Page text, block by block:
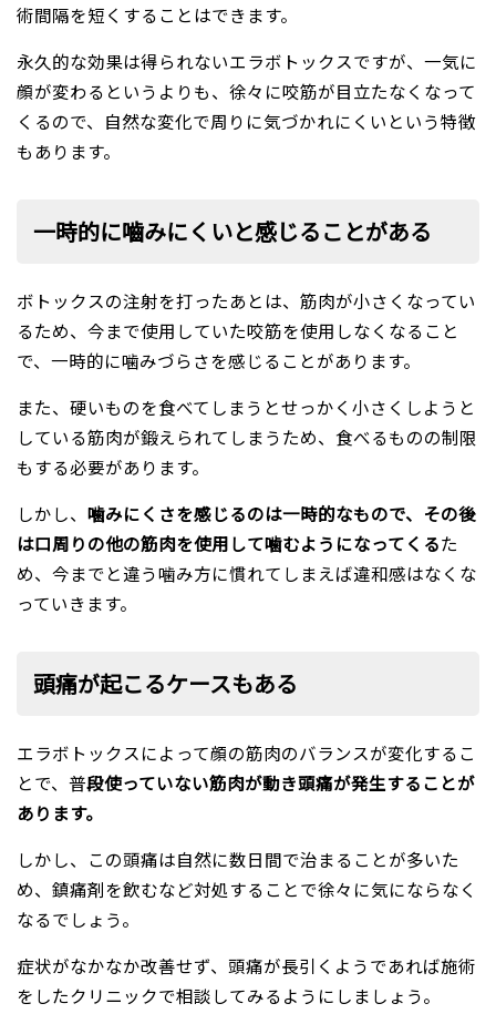
術間隔を短くすることはできます。
永久的な効果は得られないエラボトックスですが、一気に
顔が変わるというよりも、徐々に咬筋が目立たなくなって
くるので、自然な変化で周りに気づかれにくいという特徴
もあります。
一時的に嚙みにくいと感じることがある
ボトックスの注射を打ったあとは、筋肉が小さくなってい
るため、今まで使用していた咬筋を使用しなくなること
で、一時的に噛みづらさを感じることがあります。
また、硬いものを食べてしまうとせっかく小さくしようと
している筋肉が鍛えられてしまうため、食べるものの制限
もする必要があります。
しかし、 噛みにくさを感じるのは一時的なもので、その後
は口周りの他の筋肉を使用して噛むようになってくるた
め、今までと違う噛み方に慣れてしまえば違和感はなくな
っていきます。
頭痛が起こるケースもある
エラボトックスによって顔の筋肉のバランスが変化するこ
とで、普段使っていない筋肉が動き頭痛が発生することが
あります。
しかし、この頭痛は自然に数日間で治まることが多いた
め、鎮痛剤を飲むなど対処することで徐々に気にならなく
なるでしょう。
症状がなかなか改善せず、頭痛が長引くようであれば施術
をしたクリニックで相談してみるようにしましょう。